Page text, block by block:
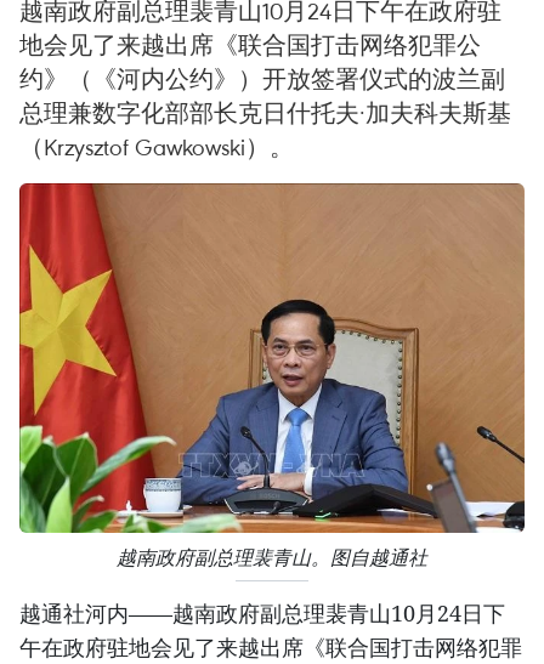
越南政府副总理裴青山10月24日下午在政府驻
地会见了来越出席《联合国打击网络犯罪公
约》（《河内公约》）开放签署仪式的波兰副
总理兼数字化部部长克日什托夫·加夫科夫斯基
（Krzysztof Gawkowski）。
越南政府副总理裴青山。图自越通社
越通社河内——越南政府副总理裴青山10月24日下
午在政府驻地会见了来越出席《联合国打击网络犯罪